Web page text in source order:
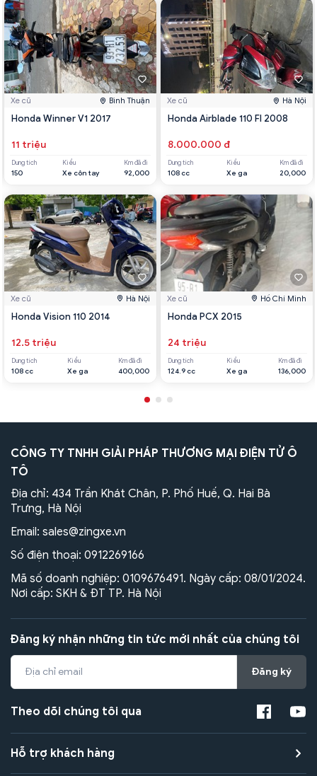
Xe cũ Bình Thuận
Honda Winner V1 2017
11 triệu
Dung tích
150
Kiểu
Xe côn tay
Km đã đi
92,000
Xe cũ Hà Nội
Honda Vision 110 2014
12.5 triệu
Dung tích
108 cc
Kiểu
Xe ga
Km đã đi
400,000
Xe cũ Hà Nội
Honda Airblade 110 FI 2008
8.000.000 đ
Dung tích
108 cc
Kiểu
Xe ga
Km đã đi
20,000
Xe cũ Hồ Chí Minh
Honda PCX 2015
24 triệu
Dung tích
124.9 cc
Kiểu
Xe ga
Km đã đi
136,000
CÔNG TY TNHH GIẢI PHÁP THƯƠNG MẠI ĐIỆN TỬ Ô
TÔ
Địa chỉ: 434 Trần Khát Chân, P. Phố Huế, Q. Hai Bà
Trưng, Hà Nội
Email: sales@zingxe.vn
Số điện thoại: 0912269166
Mã số doanh nghiệp: 0109676491. Ngày cấp: 08/01/2024.
Nơi cấp: SKH & ĐT TP. Hà Nội
Đăng ký nhận những tin tức mới nhất của chúng tôi
Đăng ký
Theo dõi chúng tôi qua
Hỗ trợ khách hàng